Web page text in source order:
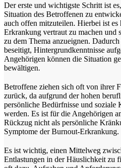
Der erste und wichtigste Schritt ist
Situation des Betroffenen zu
auch offen mitzuteilen. Hierbei ist
Erkrankung vertraut zu machen und
zu dem Thema anzueignen.
beseitigt, Hintergrundkenntnisse
Angehörigen können die Situation
bewältigen.
Betroffene ziehen sich oft von ihrer
zurück, da aufgrund der hohen
persönliche Bedürfnisse und soziale
werden. Es ist für die Angehörigen
Rückzug nicht als persönliche
Symptome der Burnout-Erkrankung.
Es ist wichtig, einen Mittelweg
Entlastungen in der Häuslichkeit zu